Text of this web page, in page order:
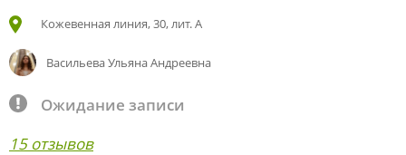
Кожевенная линия, 30, лит. А
Васильева Ульяна Андреевна
Ожидание записи
15 отзывов